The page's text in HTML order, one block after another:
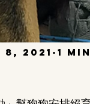
2021 1